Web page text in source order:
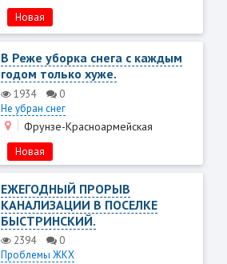
Новая
В Реже уборка снега с каждым
годом только хуже.
1934
0
Не убран снег
Фрунзе-Красноармейская
Новая
ЕЖЕГОДНЫЙ ПРОРЫВ
КАНАЛИЗАЦИИ В ПОСЕЛКЕ
БЫСТРИНСКИЙ.
2394
0
Проблемы ЖКХ